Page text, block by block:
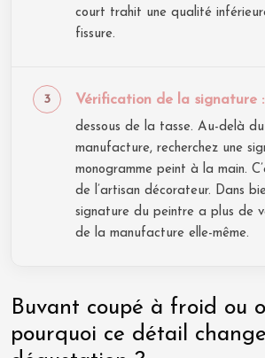
court trahit une qualité
fissure.
Vérification de la signature :
dessous de la tasse. Au-delà
manufacture, recherchez une
monogramme peint à la main.
de l’artisan décorateur. Dans
signature du peintre a plus de
de la manufacture elle-même.
Buvant coupé à froid ou
pourquoi ce détail